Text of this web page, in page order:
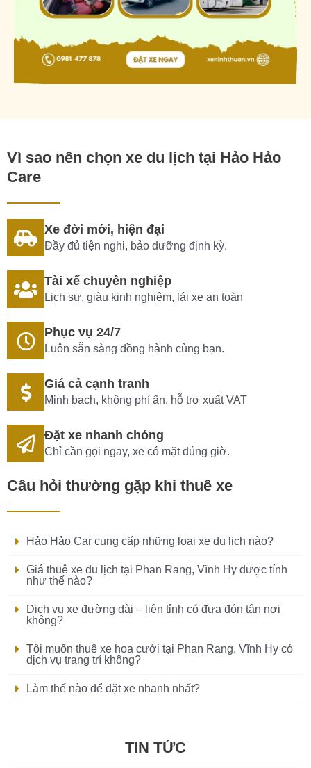
Vì sao nên chọn xe du lịch tại Hảo Hảo
Care
Xe đời mới, hiện đại
Đầy đủ tiện nghi, bảo dưỡng định kỳ.
Tài xế chuyên nghiệp
Lịch sự, giàu kinh nghiệm, lái xe an toàn
Phục vụ 24/7
Luôn sẵn sàng đồng hành cùng bạn.
Giá cả cạnh tranh
Minh bạch, không phí ẩn, hỗ trợ xuất VAT
Đặt xe nhanh chóng
Chỉ cần gọi ngay, xe có mặt đúng giờ.
Câu hỏi thường gặp khi thuê xe
Hảo Hảo Car cung cấp những loại xe du lịch nào?
Giá thuê xe du lịch tại Phan Rang, Vĩnh Hy được tính
như thế nào?
Dịch vụ xe đường dài – liên tỉnh có đưa đón tận nơi
không?
Tôi muốn thuê xe hoa cưới tại Phan Rang, Vĩnh Hy có
dịch vụ trang trí không?
Làm thế nào để đặt xe nhanh nhất?
TIN TỨC